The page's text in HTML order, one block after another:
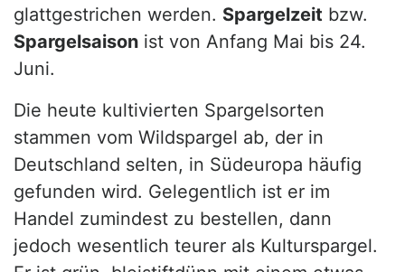
glattgestrichen werden. Spargelzeit bzw.
Spargelsaison ist von Anfang Mai bis 24.
Juni.
Die heute kultivierten Spargelsorten
stammen vom Wildspargel ab, der in
Deutschland selten, in Südeuropa häufig
gefunden wird. Gelegentlich ist er im
Handel zumindest zu bestellen, dann
jedoch wesentlich teurer als Kulturspargel.